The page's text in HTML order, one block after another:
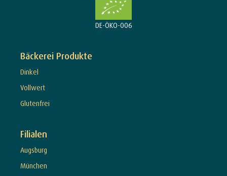
DE-ÖKO-006
Bäckerei Produkte
Dinkel
Vollwert
Glutenfrei
Filialen
Augsburg
München